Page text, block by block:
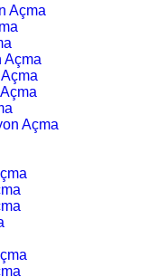
Açma
Açma
Açma